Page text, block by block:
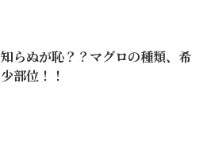
知らぬが恥？？マグロの種類、希
少部位！！